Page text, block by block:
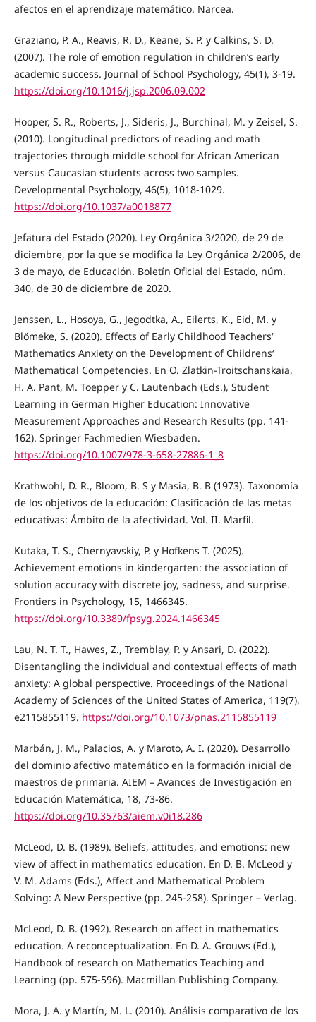
afectos en el aprendizaje matemático. Narcea.
Graziano, P. A., Reavis, R. D., Keane, S. P. y Calkins, S. D.
(2007). The role of emotion regulation in children’s early
academic success. Journal of School Psychology, 45(1), 3-19.
https://doi.org/10.1016/j.jsp.2006.09.002
Hooper, S. R., Roberts, J., Sideris, J., Burchinal, M. y Zeisel, S.
(2010). Longitudinal predictors of reading and math
trajectories through middle school for African American
versus Caucasian students across two samples.
Developmental Psychology, 46(5), 1018-1029.
https://doi.org/10.1037/a0018877
Jefatura del Estado (2020). Ley Orgánica 3/2020, de 29 de
diciembre, por la que se modifica la Ley Orgánica 2/2006, de
3 de mayo, de Educación. Boletín Oficial del Estado, núm.
340, de 30 de diciembre de 2020.
Jenssen, L., Hosoya, G., Jegodtka, A., Eilerts, K., Eid, M. y
Blömeke, S. (2020). Effects of Early Childhood Teachers‘
Mathematics Anxiety on the Development of Childrens‘
Mathematical Competencies. En O. Zlatkin-Troitschanskaia,
H. A. Pant, M. Toepper y C. Lautenbach (Eds.), Student
Learning in German Higher Education: Innovative
Measurement Approaches and Research Results (pp. 141-
162). Springer Fachmedien Wiesbaden.
https://doi.org/10.1007/978-3-658-27886-1_8
Krathwohl, D. R., Bloom, B. S y Masia, B. B (1973). Taxonomía
de los objetivos de la educación: Clasificación de las metas
educativas: Ámbito de la afectividad. Vol. II. Marfil.
Kutaka, T. S., Chernyavskiy, P. y Hofkens T. (2025).
Achievement emotions in kindergarten: the association of
solution accuracy with discrete joy, sadness, and surprise.
Frontiers in Psychology, 15, 1466345.
https://doi.org/10.3389/fpsyg.2024.1466345
Lau, N. T. T., Hawes, Z., Tremblay, P. y Ansari, D. (2022).
Disentangling the individual and contextual effects of math
anxiety: A global perspective. Proceedings of the National
Academy of Sciences of the United States of America, 119(7),
e2115855119. https://doi.org/10.1073/pnas.2115855119
Marbán, J. M., Palacios, A. y Maroto, A. I. (2020). Desarrollo
del dominio afectivo matemático en la formación inicial de
maestros de primaria. AIEM – Avances de Investigación en
Educación Matemática, 18, 73-86.
https://doi.org/10.35763/aiem.v0i18.286
McLeod, D. B. (1989). Beliefs, attitudes, and emotions: new
view of affect in mathematics education. En D. B. McLeod y
V. M. Adams (Eds.), Affect and Mathematical Problem
Solving: A New Perspective (pp. 245-258). Springer – Verlag.
McLeod, D. B. (1992). Research on affect in mathematics
education. A reconceptualization. En D. A. Grouws (Ed.),
Handbook of research on Mathematics Teaching and
Learning (pp. 575-596). Macmillan Publishing Company.
Mora, J. A. y Martín, M. L. (2010). Análisis comparativo de los